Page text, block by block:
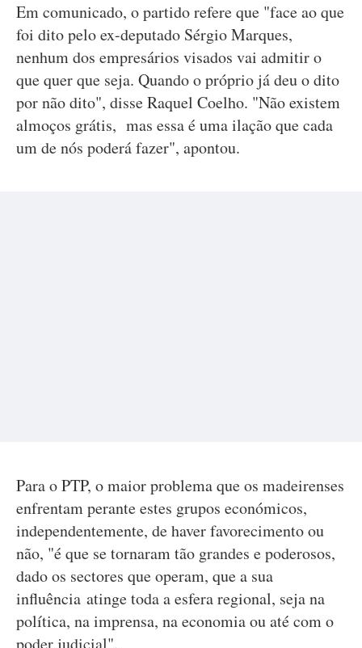
Em comunicado, o partido refere que "face ao que
foi dito pelo ex-deputado Sérgio Marques,
nenhum dos empresários visados vai admitir o
que quer que seja. Quando o próprio já deu o dito
por não dito", disse Raquel Coelho. "Não existem
almoços grátis, mas essa é uma ilação que cada
um de nós poderá fazer", apontou.
Para o PTP, o maior problema que os madeirenses
enfrentam perante estes grupos económicos,
independentemente, de haver favorecimento ou
não, "é que se tornaram tão grandes e poderosos,
dado os sectores que operam, que a sua
influência atinge toda a esfera regional, seja na
política, na imprensa, na economia ou até com o
poder judicial".